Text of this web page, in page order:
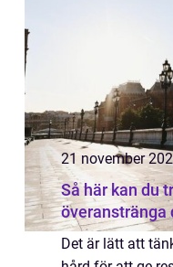
21 november
Så här kan du
överanstränga
Det är lätt att